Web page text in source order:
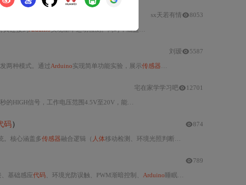
其连接到Arduino实现基本运动检测。同时，涵盖了灵敏度、延时设置和注意事项等内容。
sx天若有情 8053
两种模式。通过Arduino实现简单功能实验，展示传感器 检测移动并控制LED灯的效果。
刘瑷 5587
作电压范围4.5V至20V，能检测3米内的移动。连接只需三根线，通过读取
宅在家学学习吧 12701
码）
。核心涵盖多传感器融合逻辑（ 人体移动检测、环境光照判断）、三级优先级控制策略（蓝牙指令＞夜间感应＞日间禁用）、硬件抗干扰布线与电位器精细化调校，并提供可扩展的嵌入式C++
874
基础感应代码、环境光防误触、PWM渐暗控制、 Arduino 睡眠模式优化及电源选型，并延伸至Home Assistant联动、多
789